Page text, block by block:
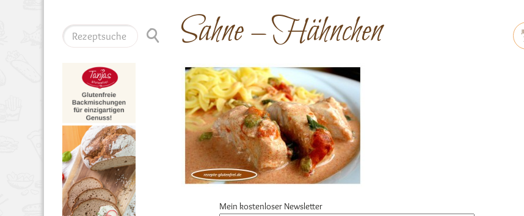
Sahne – Hähnchen
Mein kostenloser Newsletter